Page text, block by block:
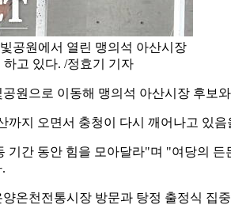
공원에서 열린 맹의석 아산시장
고 있다. /정효기 기자
원으로 이동해 맹의석 아산시장 후보
지 오면서 충청이 다시 깨어나고 있
간 동안 힘을 모아달라"며 "여당의
온천전통시장 방문과 탕정 출정식